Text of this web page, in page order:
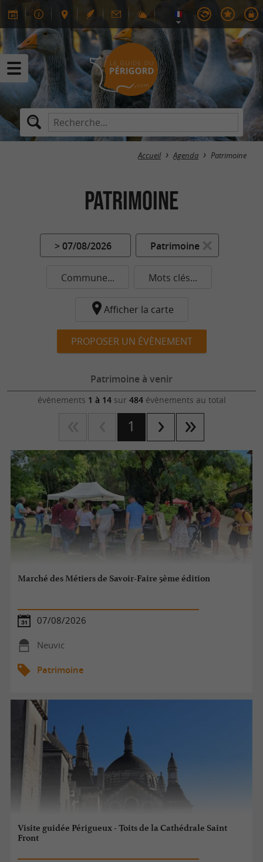
Accueil Agenda Patrimoine
Patrimoine
> 07/08/2026 Patrimoine
Commune... Mots clés...
Afficher la carte
PROPOSER UN ÉVÈNEMENT
Patrimoine à venir
évènements 1 à 14sur 484évènements au total
1
Marché des Métiers de Savoir-Faire 5ème édition
07/08/2026
Neuvic
Patrimoine
Visite guidée Périgueux - Toits de la Cathédrale Saint
Front